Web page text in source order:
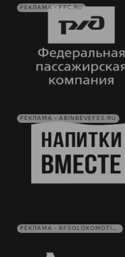
РЕКЛАМА • FPC.RU
РЕКЛАМА • ABINBEVEFES.RU
РЕКЛАМА • RFSOLOKOMOTIV.RU